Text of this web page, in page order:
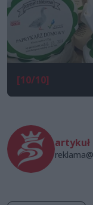
[10/10]